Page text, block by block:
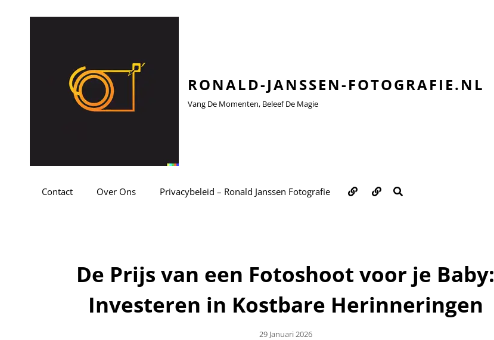
RONALD-JANSSEN-FOTOGRAFIE.NL
Vang De Momenten, Beleef De Magie
Contact Over Ons Privacybeleid – Ronald Janssen Fotografie Over
ons
Contact
De Prijs van een Fotoshoot voor je Baby:
Investeren in Kostbare Herinneringen
Geplaatst
29 Januari 2026